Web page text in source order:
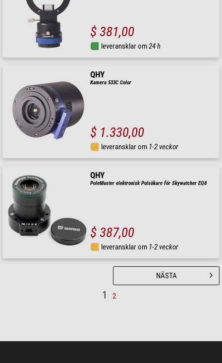
$ 381,00
leveransklar om24 h
QHY
Kamera 533C Color
$ 1.330,00
leveransklar om 1-2 veckor
QHY
PoleMaster elektronisk Polsökare för Skywatcher EQ8
$ 387,00
leveransklar om 1-2 veckor
1 2
NÄSTA